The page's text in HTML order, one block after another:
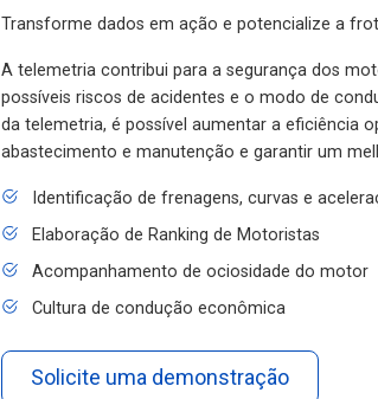
Transforme dados em ação e potencialize a
A telemetria contribui para a segurança dos
possíveis riscos de acidentes e o modo de
da telemetria, é possível aumentar a eficiência
abastecimento e manutenção e garantir um
Identificação de frenagens, curvas e
Elaboração de Ranking de Motoristas
Acompanhamento de ociosidade do motor
Cultura de condução econômica
Solicite uma demonstração